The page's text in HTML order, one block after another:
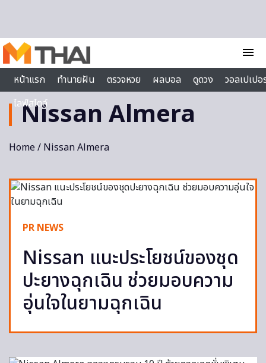
menu
หน้าแรก
ทำนายฝัน ตรวจหวย ผลบอล ดูดวง
วอลเปเป
ไลฟ์สไตล์
Nissan Almera
Home/ Nissan Almera
PR NEWS
Nissan แนะประโยชน์ของชุด
ปะยางฉุกเฉิน ช่วยมอบความ
อุ่นใจในยามฉุกเฉิน